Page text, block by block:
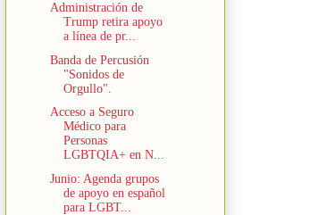
Administración de
Trump retira apoyo
a línea de pr...
Banda de Percusión
"Sonidos de
Orgullo".
Acceso a Seguro
Médico para
Personas
LGBTQIA+ en N...
Junio: Agenda grupos
de apoyo en español
para LGBT...